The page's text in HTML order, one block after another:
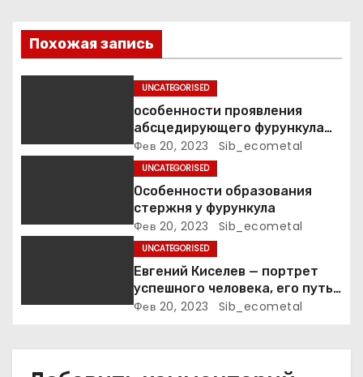
з
а
с
м
Похожая запись
UNCATEGORISED
особенности проявления
абсцедирующего фурункула
код по МКБ-10
Фев 20, 2023 Sib_ecometal
UNCATEGORISED
Особенности образования
стержня у фурункула
Фев 20, 2023 Sib_ecometal
UNCATEGORISED
Евгений Киселев — портрет
успешного человека, его путь
к славе и личное счастье
Фев 20, 2023 Sib_ecometal